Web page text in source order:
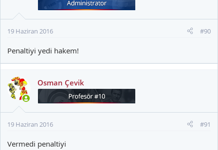
19 Haziran 2016 #90
Penaltiyi yedi hakem!
Osman Çevik
19 Haziran 2016 #91
Vermedi penaltiyi